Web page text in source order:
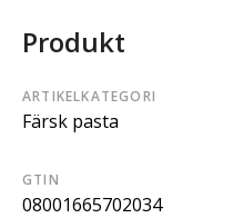
Produkt
ARTIKELKATEGORI
Färsk pasta
GTIN
08001665702034